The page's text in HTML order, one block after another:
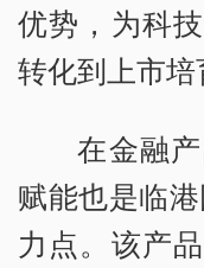
优势，为科
转化到上市培
在金融
赋能也是临
力点。该产